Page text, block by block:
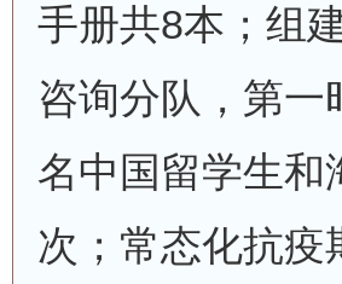
手册共8本；组
咨询分队，第
名中国留学生和
次；常态化抗疫